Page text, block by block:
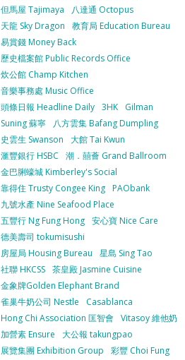
但馬屋 Tajimaya
八達通 Octopus
天龍 Sky Dragon
教育局 Education Bureau
易賞錢 Money Back
歷史檔案館 Public Records Office
炊公館 Champ Kitchen
音樂事務處 Music Office
頭條日報 Headline Daily 3HK
Gilman
Suning 蘇寧
八方雲集 Bafang Dumpling
史雲生 Swanson
大館 Tai Kwun
滙豐銀行 HSBC
潮．囍薈 Grand Ballroom
金巴脷蠔城 Kimberley's Social
靠得住 Trusty Congee King PAObank
九號水產 Nine Seafood Place
五豐行 Ng Fung Hong 安心寶 Nice Care
德美壽司 tokumisushi
房屋局 Housing Bureau
星島 Sing Tao
社聯 HKCSS 茶皇殿 Jasmine Cuisine
金象牌Golden Elephant Brand
雀巢牛奶公司 Nestle
Casablanca
Hong Chi Association 匡智會
Vitasoy 維他奶
加營素 Ensure
大公報 takungpao
展覽集團 Exhibition Group
彩豐 Choi Fung